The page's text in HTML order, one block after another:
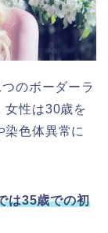
のボーダーラ
女性は30歳を
染色体異常に
は35歳での初